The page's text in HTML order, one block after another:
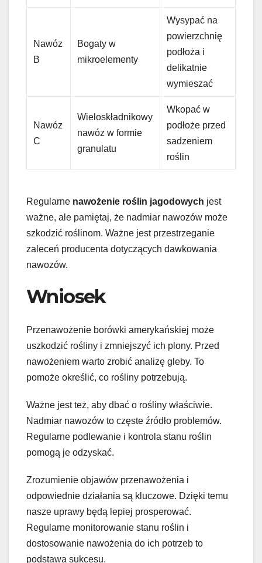
Nawóz
B
Bogaty w
mikroelementy
Wysypać na
powierzchnię
podłoża i
delikatnie
wymieszać
Nawóz
C
Wieloskładnikowy
nawóz w formie
granulatu
Wkopać w
podłoże przed
sadzeniem
roślin
Regularne nawożenie roślin jagodowych jest
ważne, ale pamiętaj, że nadmiar nawozów może
szkodzić roślinom. Ważne jest przestrzeganie
zaleceń producenta dotyczących dawkowania
nawozów.
Wniosek
Przenawożenie borówki amerykańskiej może
uszkodzić rośliny i zmniejszyć ich plony. Przed
nawożeniem warto zrobić analizę gleby. To
pomoże określić, co rośliny potrzebują.
Ważne jest też, aby dbać o rośliny właściwie.
Nadmiar nawozów to częste źródło problemów.
Regularne podlewanie i kontrola stanu roślin
pomogą je odzyskać.
Zrozumienie objawów przenawożenia i
odpowiednie działania są kluczowe. Dzięki temu
nasze uprawy będą lepiej prosperować.
Regularne monitorowanie stanu roślin i
dostosowanie nawożenia do ich potrzeb to
podstawa sukcesu.